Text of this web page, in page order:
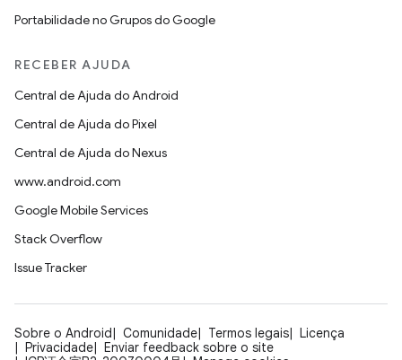
Portabilidade no Grupos do Google
RECEBER AJUDA
Central de Ajuda do Android
Central de Ajuda do Pixel
Central de Ajuda do Nexus
www.android.com
Google Mobile Services
Stack Overflow
Issue Tracker
Sobre o Android Comunidade Termos legais
Licença
Privacidade
Enviar feedback sobre o site